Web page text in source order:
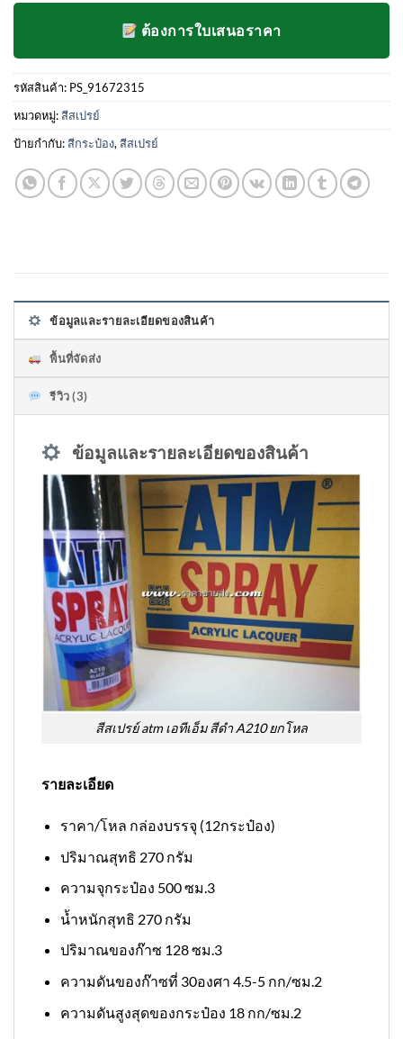
ต้องการใบเสนอราคา
รหัสสินค้า: PS_91672315
หมวดหมู่: สีสเปรย์
ป้ายกำกับ: สีกระป๋อง, สีสเปรย์
ข้อมูลและรายละเอียดของสินค้า
พื้นที่จัดส่ง
รีวิว (3)
ข้อมูลและรายละเอียดของสินค้า
สีสเปรย์ atm เอทีเอ็ม สีดำ A210 ยกโหล
รายละเอียด
ราคา/โหล กล่องบรรจุ (12กระป๋อง)
ปริมาณสุทธิ 270 กรัม
ความจุกระป๋อง 500 ซม.3
น้ำหนักสุทธิ 270 กรัม
ปริมาณของก๊าซ 128 ซม.3
ความดันของก๊าซที่ 30องศา 4.5-5 กก/ซม.2
ความดันสูงสุดของกระป๋อง 18 กก/ซม.2